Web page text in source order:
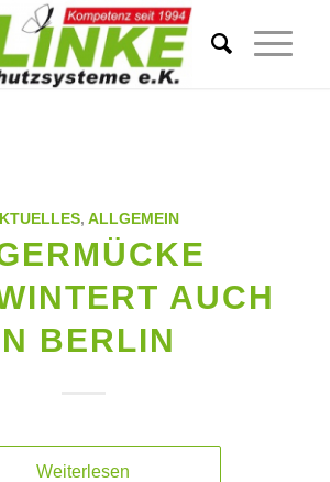
, ALLGEMEIN
AUCH
BERLIN
Weiterlesen